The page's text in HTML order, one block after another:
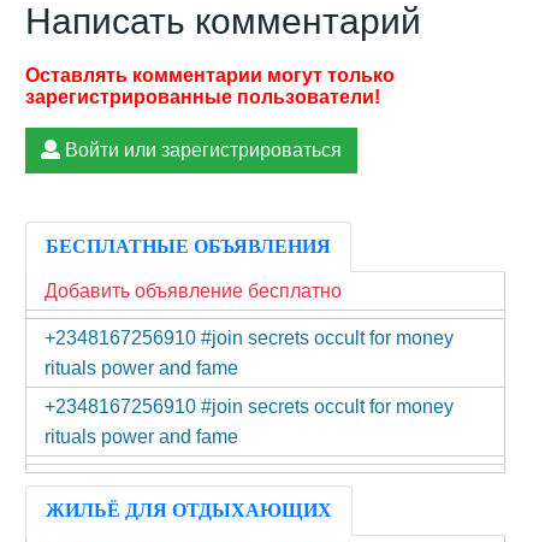
Написать комментарий
Войти или зарегистрироваться
БЕСПЛАТНЫЕ ОБЪЯВЛЕНИЯ
Добавить объявление бесплатно
+2348167256910 #join secrets occult for money
rituals power and fame
+2348167256910 #join secrets occult for money
rituals power and fame
ЖИЛЬЁ ДЛЯ ОТДЫХАЮЩИХ